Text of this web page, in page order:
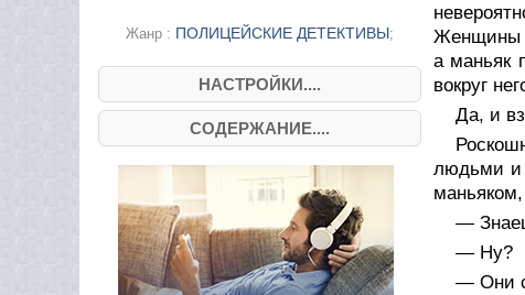
Жанр : ПОЛИЦЕЙСКИЕ ДЕТЕКТИВЫ;
НАСТРОЙКИ....
СОДЕРЖАНИЕ....
Женщины
а маньяк
вокруг
Да, и
людьми и
—
— Ну?
— Они